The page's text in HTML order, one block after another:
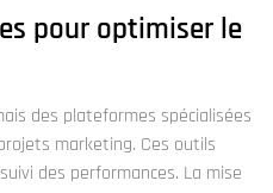
pour optimiser le
des plateformes spécialisées
marketing. Ces outils
des performances. La mise